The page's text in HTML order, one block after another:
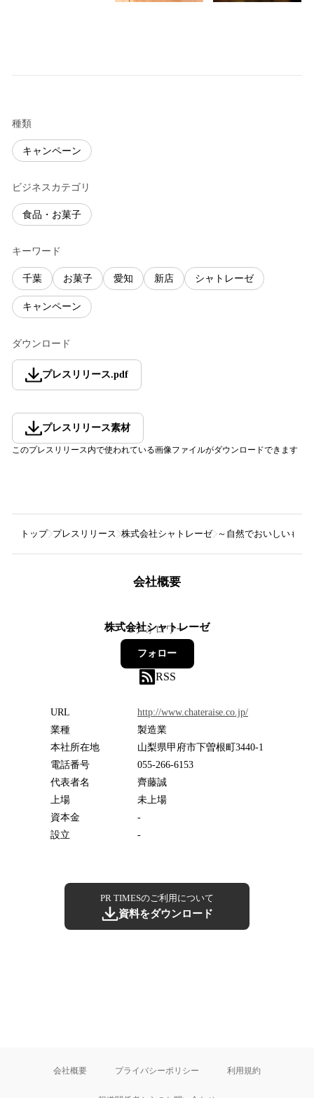
種類
キャンペーン
ビジネスカテゴリ
食品・お菓子
キーワード
千葉 お菓子 愛知 新店 シャトレーゼ
キャンペーン
ダウンロード
プレスリリース.pdf
プレスリリース素材
このプレスリリース内で使われている画像ファイルがダウンロードできます
トップ プレスリリース 株式会社シャトレーゼ ～自然でおいしいもの
会社概要
株式会社シャトレーゼ
8フォロワー
フォロー
RSS
URL
http://www.chateraise.co.jp/
業種
製造業
本社所在地
山梨県甲府市下曽根町3440-1
電話番号
055-266-6153
代表者名
齊藤誠
上場
未上場
資本金
-
設立
-
PR TIMESのご利用について
資料をダウンロード
会社概要 プライバシーポリシー 利用規約